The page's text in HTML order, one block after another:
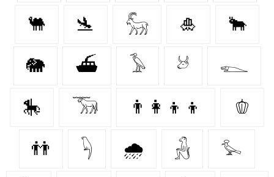
🐫 🛬 𓃵 🎍 🐂
🐘 ⛴ 𓅥 𓃾 𓆍
🎠 𓃝 👨‍👩‍👦‍👦 🫑
👬 𓆐 🌧️ 𓃻 𓅙